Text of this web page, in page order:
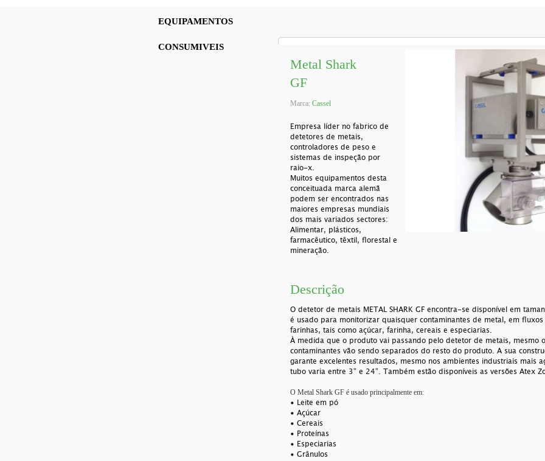
EQUIPAMENTOS
CONSUMIVEIS
Metal Shark
GF
Marca: Cassel
Empresa líder no fabrico de
detetores de metais,
controladores de peso e
sistemas de inspeção por
raio-x.
Muitos equipamentos desta
conceituada marca alemã
podem ser encontrados nas
maiores empresas mundiais
dos mais variados sectores:
Alimentar, plásticos,
farmacêutico, têxtil, florestal e
mineração.
Descrição
O detetor de metais METAL SHARK GF encontra-se disponível em
é usado para monitorizar quaisquer contaminantes de metal, em
farinhas, tais como açúcar, farinha, cereais e especiarias.
À medida que o produto vai passando pelo detetor de metais, mesmo
contaminantes vão sendo separados do resto do produto. A sua
garante excelentes resultados, mesmo nos ambientes industriais mais
tubo varia entre 3” e 24”. Também estão disponíveis as versões Atex
O Metal Shark GF é usado principalmente em:
• Leite em pó
• Açúcar
• Cereais
• Proteínas
• Especiarias
• Grânulos